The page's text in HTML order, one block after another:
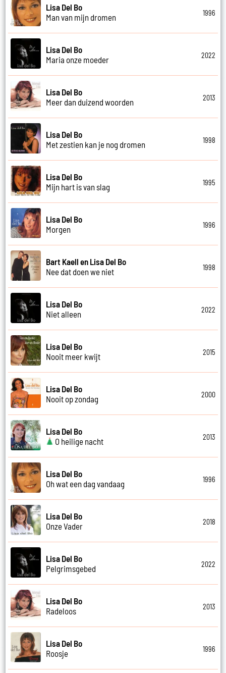
Lisa Del Bo
Man van mijn dromen
1996
Lisa Del Bo
Maria onze moeder
2022
Lisa Del Bo
Meer dan duizend woorden
2013
Lisa Del Bo
Met zestien kan je nog dromen
1998
Lisa Del Bo
Mijn hart is van slag
1995
Lisa Del Bo
Morgen
1996
Bart Kaell en Lisa Del Bo
Nee dat doen we niet
1998
Lisa Del Bo
Niet alleen
2022
Lisa Del Bo
Nooit meer kwijt
2015
Lisa Del Bo
Nooit op zondag
2000
Lisa Del Bo
O heilige nacht
2013
Lisa Del Bo
Oh wat een dag vandaag
1996
Lisa Del Bo
Onze Vader
2018
Lisa Del Bo
Pelgrimsgebed
2022
Lisa Del Bo
Radeloos
2013
Lisa Del Bo
Roosje
1996